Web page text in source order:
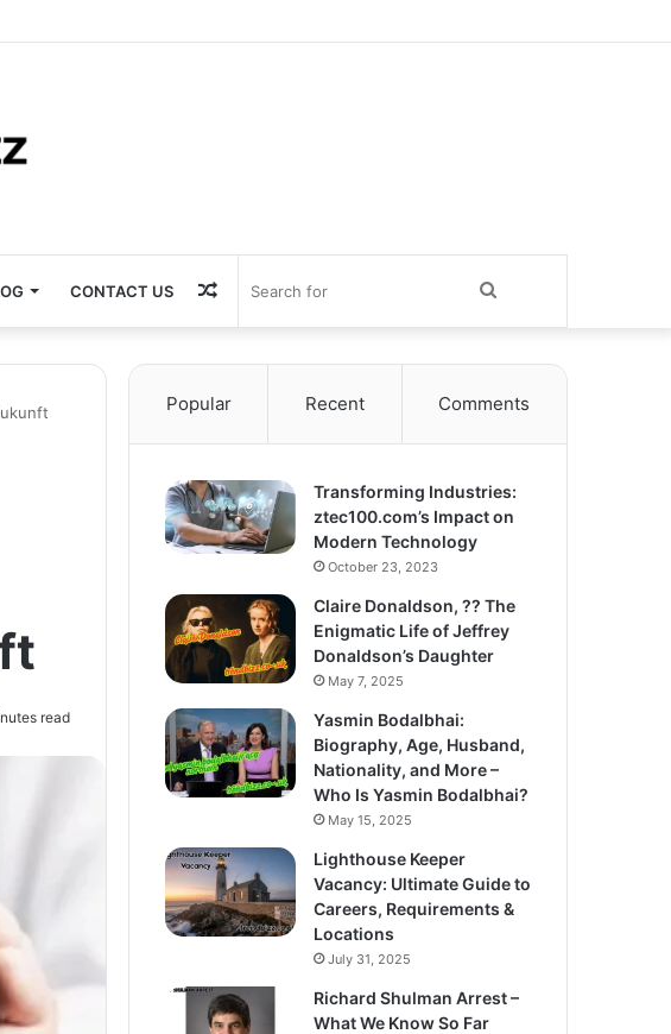
CONTACT US
for
Random
Article
read
Popular Recent Comments
Transforming Industries:
ztec100.com’s Impact on
Modern Technology
October 23, 2023
Claire Donaldson, ?? The
Enigmatic Life of Jeffrey
Donaldson’s Daughter
May 7, 2025
Yasmin Bodalbhai:
Biography, Age, Husband,
Nationality, and More –
Who Is Yasmin Bodalbhai?
May 15, 2025
Lighthouse Keeper
Vacancy: Ultimate Guide to
Careers, Requirements &
Locations
July 31, 2025
Richard Shulman Arrest –
What We Know So Far